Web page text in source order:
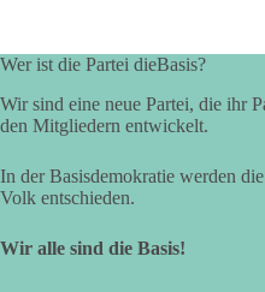
unterstützt drei Prozent, die Union
✅ dieBasis NRW steht für gleiche
Schwarmintelligenz und einen
dürfen etablierte Macht nicht
🟩🟩🟦🟦🟥🟥🟧🟧
🤝 Jetzt Mitglied werden:
Wer ist die Partei dieBasis?
Wir sind eine neue Partei, die ihr
den Mitgliedern entwickelt.
In der Basisdemokratie werden
Volk entschieden.
Wir alle sind die Basis!